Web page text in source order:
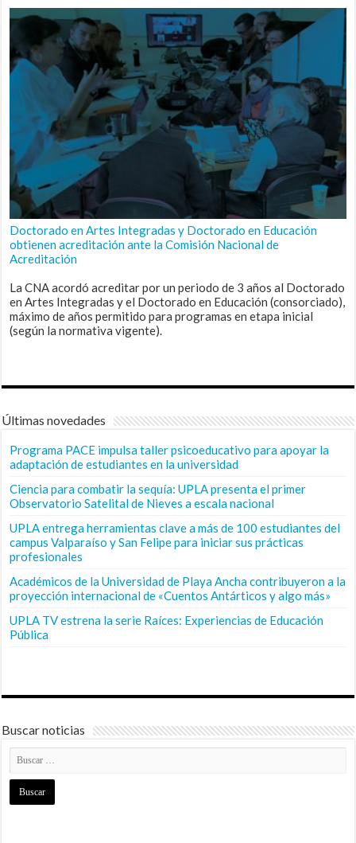
Doctorado en Artes Integradas y Doctorado en Educación
obtienen acreditación ante la Comisión Nacional de
Acreditación
La CNA acordó acreditar por un periodo de 3 años al Doctorado
en Artes Integradas y el Doctorado en Educación (consorciado),
máximo de años permitido para programas en etapa inicial
(según la normativa vigente).
Últimas novedades
Programa PACE impulsa taller psicoeducativo para apoyar la
adaptación de estudiantes en la universidad
Ciencia para combatir la sequía: UPLA presenta el primer
Observatorio Satelital de Nieves a escala nacional
UPLA entrega herramientas clave a más de 100 estudiantes del
campus Valparaíso y San Felipe para iniciar sus prácticas
profesionales
Académicos de la Universidad de Playa Ancha contribuyeron a la
proyección internacional de «Cuentos Antárticos y algo más»
UPLA TV estrena la serie Raíces: Experiencias de Educación
Pública
Buscar noticias